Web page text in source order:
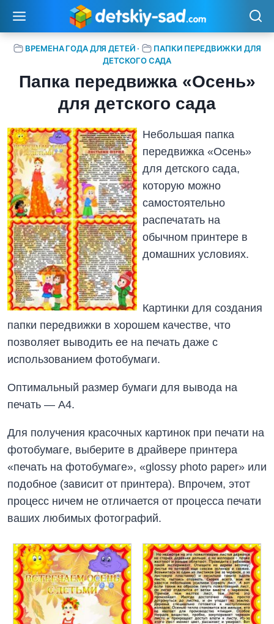
содержимому
ВРЕМЕНА ГОДА ДЛЯ ДЕТЕЙ ·
ПАПКИ ПЕРЕДВИЖКИ ДЛЯ
ДЕТСКОГО САДА
Папка передвижка «Осень»
для детского сада
Небольшая папка
передвижка «Осень»
для детского сада,
которую можно
самостоятельно
распечатать на
обычном принтере в
домашних условиях.
Картинки для создания
папки передвижки в хорошем качестве, что
позволяет выводить ее на печать даже с
использованием фотобумаги.
Оптимальный размер бумаги для вывода на
печать — А4.
Для получения красочных картинок при печати на
фотобумаге, выберите в драйвере принтера
«печать на фотобумаге», «glossy photo paper» или
подобное (зависит от принтера). Впрочем, этот
процесс ничем не отличается от процесса печати
ваших любимых фотографий.